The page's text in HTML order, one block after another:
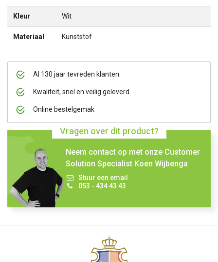
Al 130 jaar tevreden klanten
Kwaliteit, snel en veilig geleverd
Online bestelgemak
Vragen over dit product?
Neem contact op met onze Customer
Solution Specialist Koen Wijbenga
Stuur een email
053 - 434 43 43
Kleur Wit
Materiaal Kunststof